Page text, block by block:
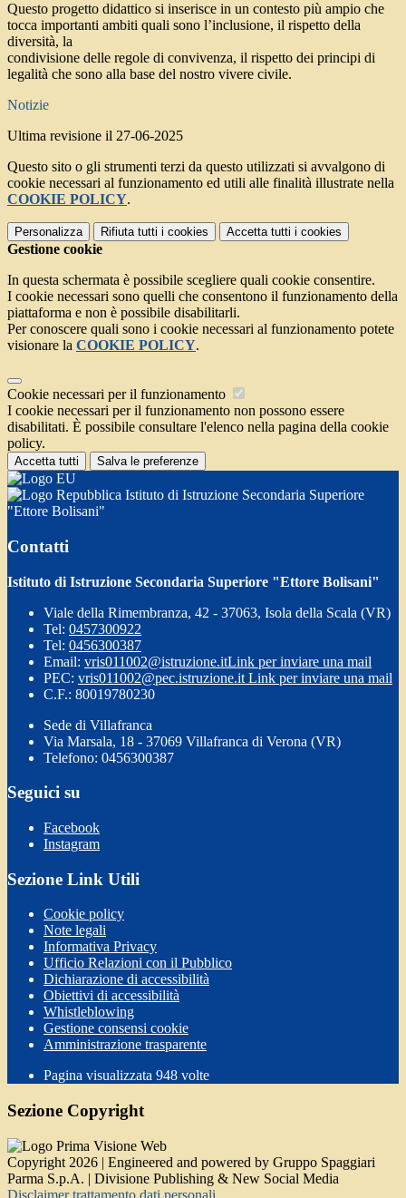
Questo progetto didattico si inserisce in un contesto più ampio che
tocca importanti ambiti quali sono l’inclusione, il rispetto della
diversità, la
condivisione delle regole di convivenza, il rispetto dei principi di
legalità che sono alla base del nostro vivere civile.
Notizie
Ultima revisione il 27-06-2025
Questo sito o gli strumenti terzi da questo utilizzati si avvalgono di
cookie necessari al funzionamento ed utili alle finalità illustrate nella
COOKIE POLICY.
Personalizza Rifiuta tutti i cookies Accetta tutti i cookies
Gestione cookie
In questa schermata è possibile scegliere quali cookie consentire.
I cookie necessari sono quelli che consentono il funzionamento della
piattaforma e non è possibile disabilitarli.
Per conoscere quali sono i cookie necessari al funzionamento potete
visionare la COOKIE POLICY.
Cookie necessari per il funzionamento
I cookie necessari per il funzionamento non possono essere
disabilitati. È possibile consultare l'elenco nella pagina della cookie
policy.
Accetta tutti Salva le preferenze
Istituto di Istruzione Secondaria Superiore
"Ettore Bolisani"
Contatti
Istituto di Istruzione Secondaria Superiore "Ettore Bolisani"
Viale della Rimembranza, 42 - 37063, Isola della Scala (VR)
Tel: 0457300922
Tel: 0456300387
Email: vris011002@istruzione.itLink per inviare una mail
PEC: vris011002@pec.istruzione.it Link per inviare una mail
C.F.: 80019780230
Sede di Villafranca
Via Marsala, 18 - 37069 Villafranca di Verona (VR)
Telefono: 0456300387
Seguici su
Facebook
Instagram
Sezione Link Utili
Cookie policy
Note legali
Informativa Privacy
Ufficio Relazioni con il Pubblico
Dichiarazione di accessibilità
Obiettivi di accessibilità
Whistleblowing
Gestione consensi cookie
Amministrazione trasparente
Pagina visualizzata 948 volte
Sezione Copyright
Copyright 2026 | Engineered and powered by Gruppo Spaggiari
Parma S.p.A. | Divisione Publishing & New Social Media
Disclaimer trattamento dati personali